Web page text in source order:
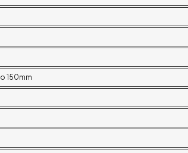
150mm